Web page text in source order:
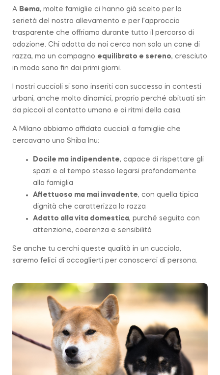
A Bema, molte famiglie ci hanno già scelto per la
serietà del nostro allevamento e per l’approccio
trasparente che offriamo durante tutto il percorso di
adozione. Chi adotta da noi cerca non solo un cane di
razza, ma un compagno equilibrato e sereno, cresciuto
in modo sano fin dai primi giorni.
I nostri cuccioli si sono inseriti con successo in contesti
urbani, anche molto dinamici, proprio perché abituati sin
da piccoli al contatto umano e ai ritmi della casa.
A Milano abbiamo affidato cuccioli a famiglie che
cercavano uno Shiba Inu:
Docile ma indipendente, capace di rispettare gli
spazi e al tempo stesso legarsi profondamente
alla famiglia
Affettuoso ma mai invadente, con quella tipica
dignità che caratterizza la razza
Adatto alla vita domestica, purché seguito con
attenzione, coerenza e sensibilità
Se anche tu cerchi queste qualità in un cucciolo,
saremo felici di accoglierti per conoscerci di persona.